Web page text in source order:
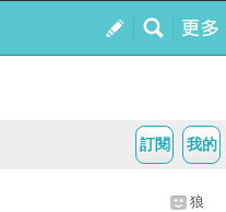
我的
訂閱
狼